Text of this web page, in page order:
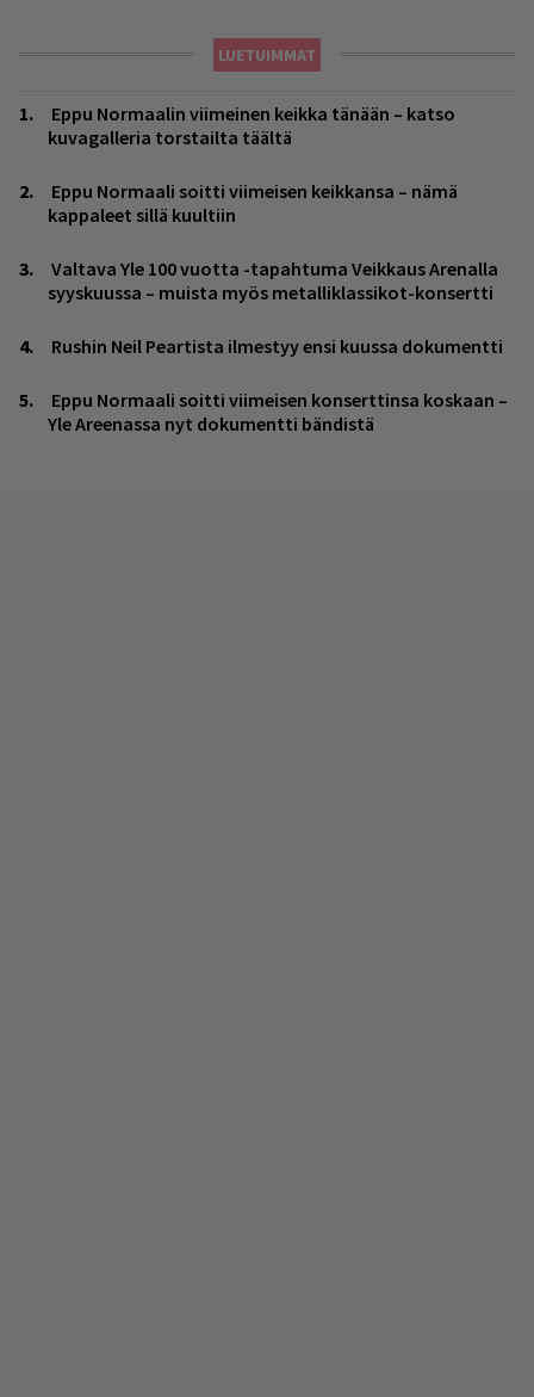
LUETUIMMAT
Eppu Normaalin viimeinen keikka tänään – katso
kuvagalleria torstailta täältä
Eppu Normaali soitti viimeisen keikkansa – nämä
kappaleet sillä kuultiin
Valtava Yle 100 vuotta -tapahtuma Veikkaus Arenalla
syyskuussa – muista myös metalliklassikot-konsertti
Rushin Neil Peartista ilmestyy ensi kuussa dokumentti
Eppu Normaali soitti viimeisen konserttinsa koskaan –
Yle Areenassa nyt dokumentti bändistä